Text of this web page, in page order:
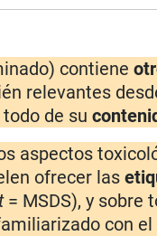
contiene
relevantes
todo de su
aspectos
ofrecer las
= MSDS), y sobre
con